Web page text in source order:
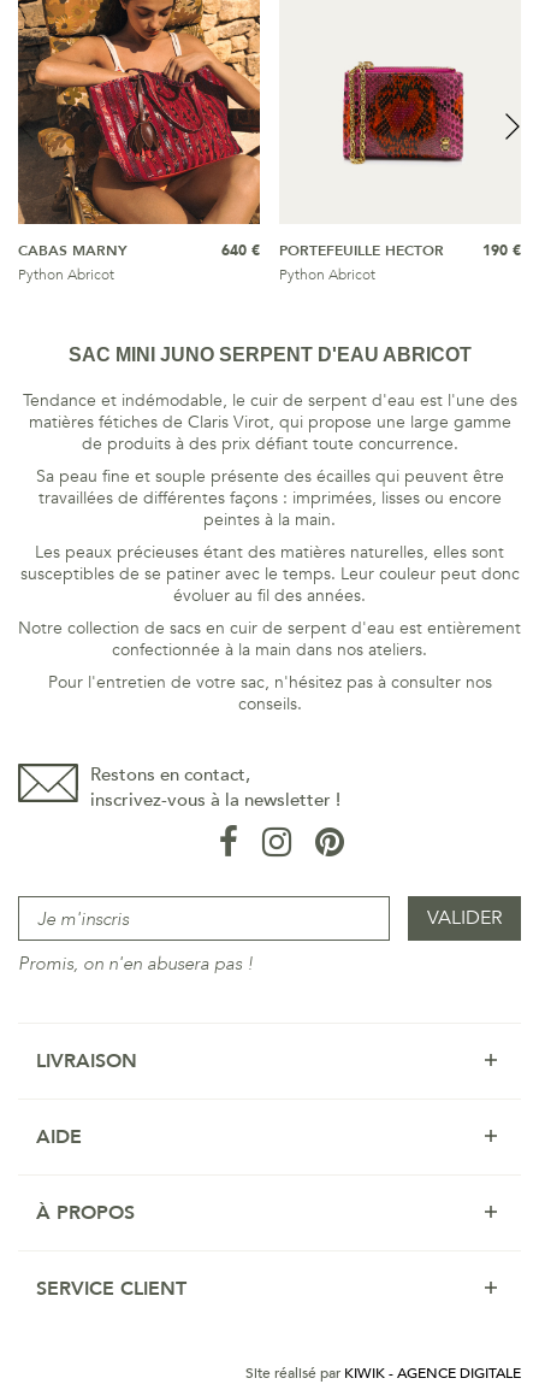
CABAS MARNY
Python Abricot
640 €
PORTEFEUILLE HECTOR
Python Abricot
190 €
SAC MINI JUNO SERPENT D'EAU ABRICOT
Tendance et indémodable, le cuir de serpent d'eau est l'une des
matières fétiches de Claris Virot, qui propose une large gamme
de produits à des prix défiant toute concurrence.
Sa peau fine et souple présente des écailles qui peuvent être
travaillées de différentes façons : imprimées, lisses ou encore
peintes à la main.
Les peaux précieuses étant des matières naturelles, elles sont
susceptibles de se patiner avec le temps. Leur couleur peut donc
évoluer au fil des années.
Notre collection de sacs en cuir de serpent d'eau est entièrement
confectionnée à la main dans nos ateliers.
Pour l'entretien de votre sac, n'hésitez pas à consulter nos
conseils.
Restons en contact,
inscrivez-vous à la newsletter !
Promis, on n'en abusera pas !
LIVRAISON
AIDE
À PROPOS
SERVICE CLIENT
Site réalisé par KIWIK - AGENCE DIGITALE